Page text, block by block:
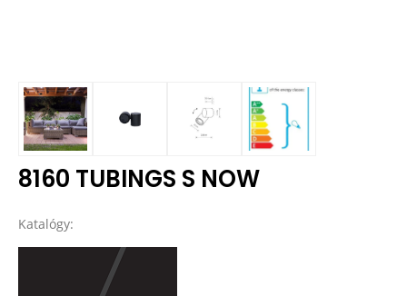
8160 TUBINGS S NOW
Katalógy: